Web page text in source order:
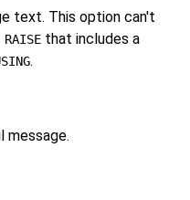
text. This option can't
RAISE that includes a
.
message.